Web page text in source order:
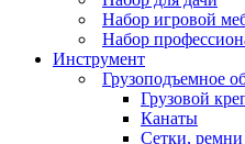
Набор игровой
Набор
Инструмент
Грузоподъемное
Грузовой
Канаты
Сетки,